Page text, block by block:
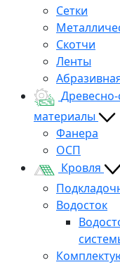
Сетки
Скотчи
Ленты
материалы
Фанера
ОСП
Кровля
Водосток